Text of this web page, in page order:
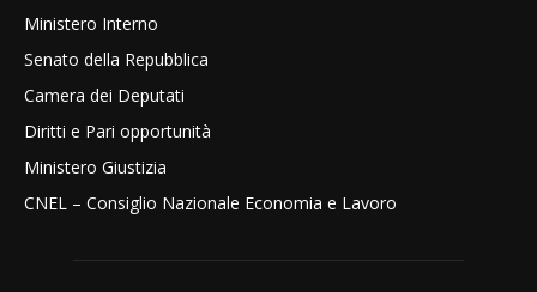
Ministero Interno
Senato della Repubblica
Camera dei Deputati
Diritti e Pari opportunità
Ministero Giustizia
CNEL – Consiglio Nazionale Economia e Lavoro